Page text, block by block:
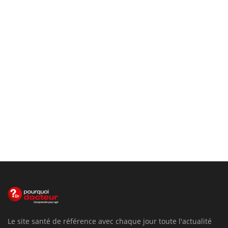
Le site santé de référence avec chaque jour toute l'actualité